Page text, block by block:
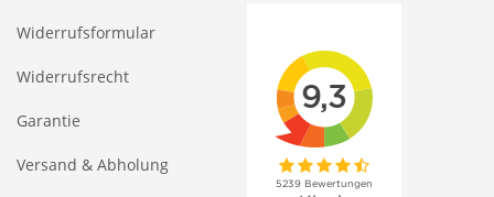
Widerrufsformular
Widerrufsrecht
Garantie
Versand & Abholung